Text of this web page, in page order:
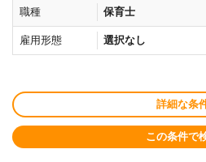
職種 保育士
雇用形態 選択なし
詳細な条
この条件で